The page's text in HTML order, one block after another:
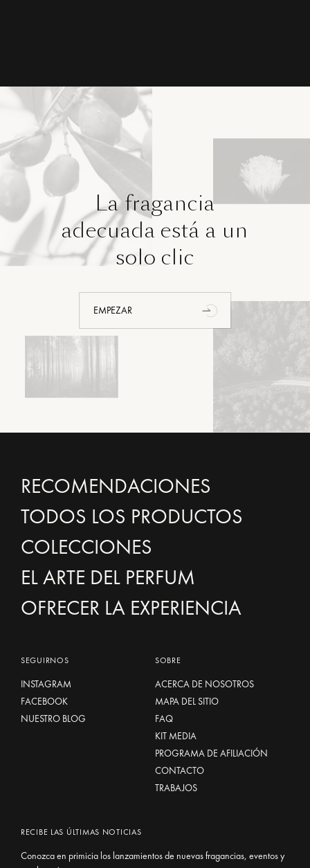
La fragancia
adecuada está a un
solo clic
EMPEZAR
RECOMENDACIONES
TODOS LOS PRODUCTOS
COLECCIONES
EL ARTE DEL PERFUM
OFRECER LA EXPERIENCIA
SEGUIRNOS
INSTAGRAM
FACEBOOK
NUESTRO BLOG
SOBRE
ACERCA DE NOSOTROS
MAPA DEL SITIO
FAQ
KIT MEDIA
PROGRAMA DE AFILIACIÓN
CONTACTO
TRABAJOS
RECIBE LAS ÚLTIMAS NOTICIAS
Conozca en primicia los lanzamientos de nuevas fragancias, eventos y